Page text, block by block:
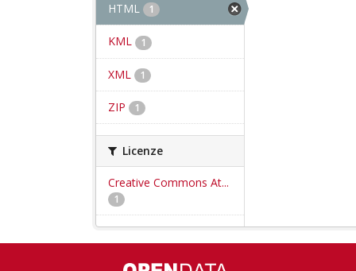
HTML 1
KML 1
XML 1
ZIP 1
Licenze
Creative Commons At...
1